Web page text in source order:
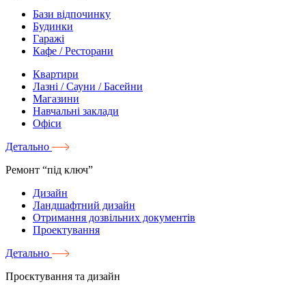
Бази відпочинку
Будинки
Гаражі
Кафе / Ресторани
Квартири
Лазні / Сауни / Басейни
Магазини
Навчальні заклади
Офіси
Детально
Ремонт “під ключ”
Дизайн
Ландшафтний дизайн
Отримання дозвільних документів
Проектування
Детально
Проєктування та дизайн